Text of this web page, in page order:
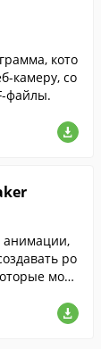
кото
камеру, со
файлы.
анимации,
ро
мож